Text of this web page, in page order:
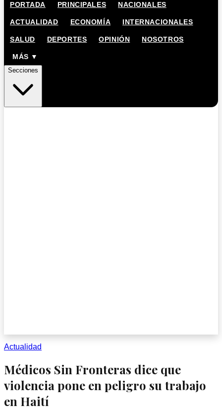
PORTADA PRINCIPALES NACIONALES
ACTUALIDAD ECONOMÍA INTERNACIONALES
SALUD DEPORTES OPINIÓN NOSOTROS
MÁS ▼
Secciones
Actualidad
Médicos Sin Fronteras dice que
violencia pone en peligro su trabajo
en Haití